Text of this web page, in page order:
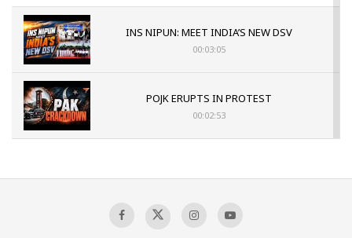
INS NIPUN: MEET INDIA’S NEW DSV
00:03:05
POJK ERUPTS IN PROTEST
00:02:53
Sagar